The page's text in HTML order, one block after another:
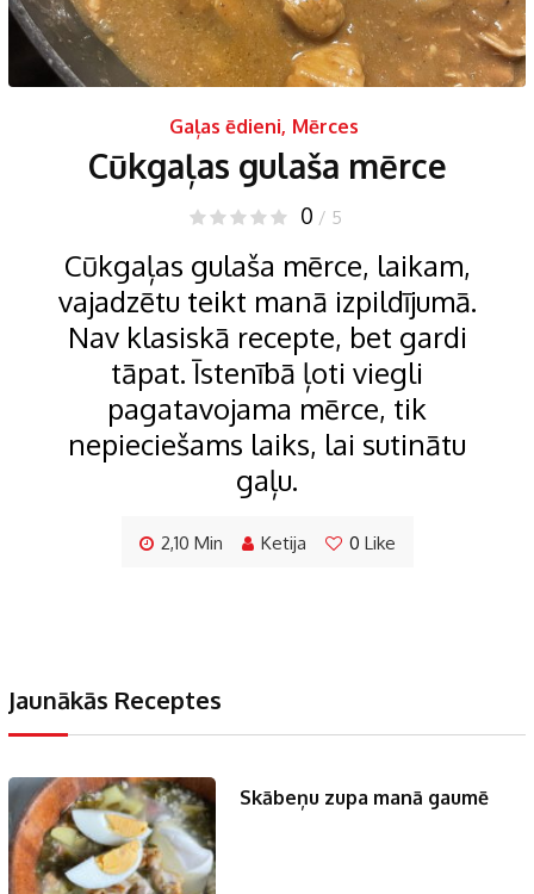
Gaļas ēdieni, Mērces
Cūkgaļas gulaša mērce
0 / 5
Cūkgaļas gulaša mērce, laikam,
vajadzētu teikt manā izpildījumā.
Nav klasiskā recepte, bet gardi
tāpat. Īstenībā ļoti viegli
pagatavojama mērce, tik
nepieciešams laiks, lai sutinātu
gaļu.
2,10 Min Ketija 0 Like
Jaunākās Receptes
Skābeņu zupa manā gaumē